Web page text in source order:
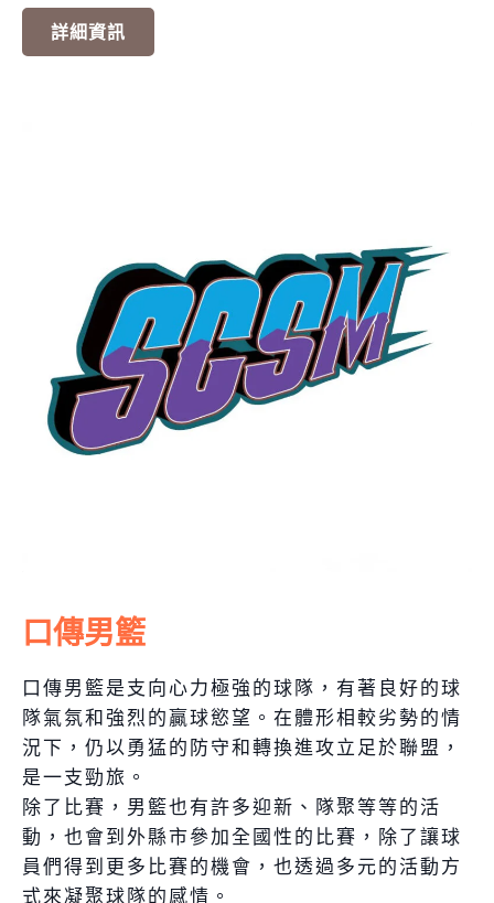
詳細資訊
口傳男籃
口傳男籃是支向心力極強的球隊，有著良好的球
隊氣氛和強烈的贏球慾望。在體形相較劣勢的情
況下，仍以勇猛的防守和轉換進攻立足於聯盟，
是一支勁旅。
除了比賽，男籃也有許多迎新、隊聚等等的活
動，也會到外縣市參加全國性的比賽，除了讓球
員們得到更多比賽的機會，也透過多元的活動方
式來凝聚球隊的感情。